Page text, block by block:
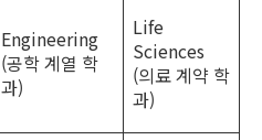
Engineering
(공학 계열 학
과)
Life
Sciences
(의료 계약 학
과)